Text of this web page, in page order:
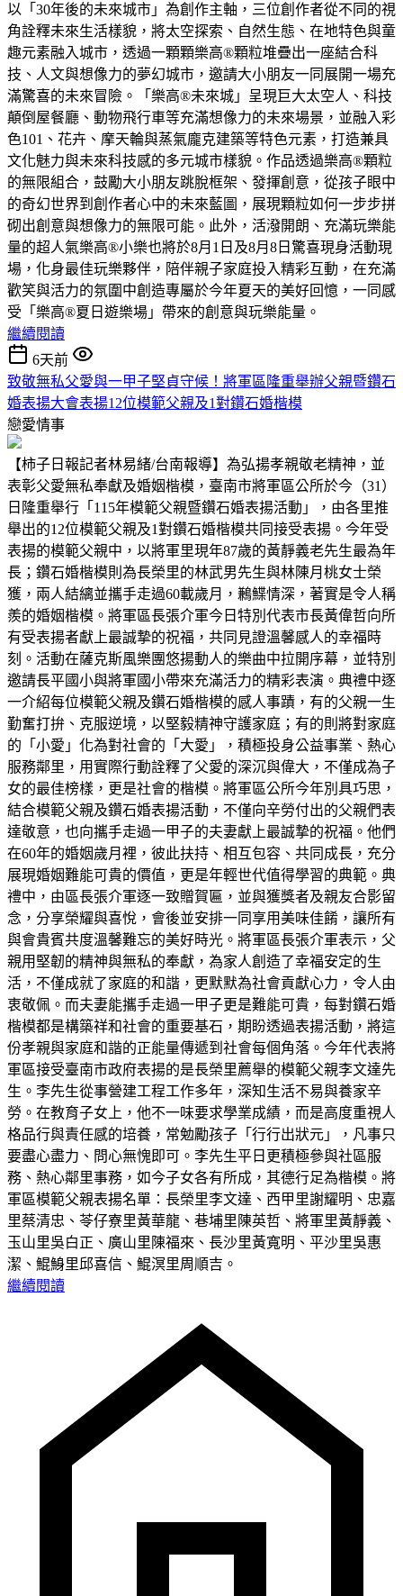
以「30年後的未來城市」為創作主軸，三位創作者從不同的視
角詮釋未來生活樣貌，將太空探索、自然生態、在地特色與童
趣元素融入城市，透過一顆顆樂高®顆粒堆疊出一座結合科
技、人文與想像力的夢幻城市，邀請大小朋友一同展開一場充
滿驚喜的未來冒險。「樂高®未來城」呈現巨大太空人、科技
顛倒屋餐廳、動物飛行車等充滿想像力的未來場景，並融入彩
色101、花卉、摩天輪與蒸氣龐克建築等特色元素，打造兼具
文化魅力與未來科技感的多元城市樣貌。作品透過樂高®顆粒
的無限組合，鼓勵大小朋友跳脫框架、發揮創意，從孩子眼中
的奇幻世界到創作者心中的未來藍圖，展現顆粒如何一步步拼
砌出創意與想像力的無限可能。此外，活潑開朗、充滿玩樂能
量的超人氣樂高®小樂也將於8月1日及8月8日驚喜現身活動現
場，化身最佳玩樂夥伴，陪伴親子家庭投入精彩互動，在充滿
歡笑與活力的氛圍中創造專屬於今年夏天的美好回憶，一同感
受「樂高®夏日遊樂場」帶來的創意與玩樂能量。
繼續閱讀
6天前
致敬無私父愛與一甲子堅貞守候！將軍區隆重舉辦父親暨鑽石
婚表揚大會表揚12位模範父親及1對鑽石婚楷模
戀愛情事
【柿子日報記者林易緒/台南報導】為弘揚孝親敬老精神，並
表彰父愛無私奉獻及婚姻楷模，臺南市將軍區公所於今（31）
日隆重舉行「115年模範父親暨鑽石婚表揚活動」，由各里推
舉出的12位模範父親及1對鑽石婚楷模共同接受表揚。今年受
表揚的模範父親中，以將軍里現年87歲的黃靜義老先生最為年
長；鑽石婚楷模則為長榮里的林武男先生與林陳月桃女士榮
獲，兩人結縭並攜手走過60載歲月，鶼鰈情深，著實是令人稱
羨的婚姻楷模。將軍區長張介軍今日特別代表市長黃偉哲向所
有受表揚者獻上最誠摯的祝福，共同見證溫馨感人的幸福時
刻。活動在薩克斯風樂團悠揚動人的樂曲中拉開序幕，並特別
邀請長平國小與將軍國小帶來充滿活力的精彩表演。典禮中逐
一介紹每位模範父親及鑽石婚楷模的感人事蹟，有的父親一生
勤奮打拚、克服逆境，以堅毅精神守護家庭；有的則將對家庭
的「小愛」化為對社會的「大愛」，積極投身公益事業、熱心
服務鄰里，用實際行動詮釋了父愛的深沉與偉大，不僅成為子
女的最佳榜樣，更是社會的楷模。將軍區公所今年別具巧思，
結合模範父親及鑽石婚表揚活動，不僅向辛勞付出的父親們表
達敬意，也向攜手走過一甲子的夫妻獻上最誠摯的祝福。他們
在60年的婚姻歲月裡，彼此扶持、相互包容、共同成長，充分
展現婚姻難能可貴的價值，更是年輕世代值得學習的典範。典
禮中，由區長張介軍逐一致贈賀匾，並與獲獎者及親友合影留
念，分享榮耀與喜悅，會後並安排一同享用美味佳餚，讓所有
與會貴賓共度溫馨難忘的美好時光。將軍區長張介軍表示，父
親用堅韌的精神與無私的奉獻，為家人創造了幸福安定的生
活，不僅成就了家庭的和諧，更默默為社會貢獻心力，令人由
衷敬佩。而夫妻能攜手走過一甲子更是難能可貴，每對鑽石婚
楷模都是構築祥和社會的重要基石，期盼透過表揚活動，將這
份孝親與家庭和諧的正能量傳遞到社會每個角落。今年代表將
軍區接受臺南市政府表揚的是長榮里薦舉的模範父親李文達先
生。李先生從事營建工程工作多年，深知生活不易與養家辛
勞。在教育子女上，他不一味要求學業成績，而是高度重視人
格品行與責任感的培養，常勉勵孩子「行行出狀元」，凡事只
要盡心盡力、問心無愧即可。李先生平日更積極參與社區服
務、熱心鄰里事務，如今子女各有所成，其德行足為楷模。將
軍區模範父親表揚名單：長榮里李文達、西甲里謝耀明、忠嘉
里蔡清忠、苓仔寮里黃華龍、巷埔里陳英哲、將軍里黃靜義、
玉山里吳白正、廣山里陳福來、長沙里黃寬明、平沙里吳惠
潔、鯤鯓里邱喜信、鯤溟里周順吉。
繼續閱讀